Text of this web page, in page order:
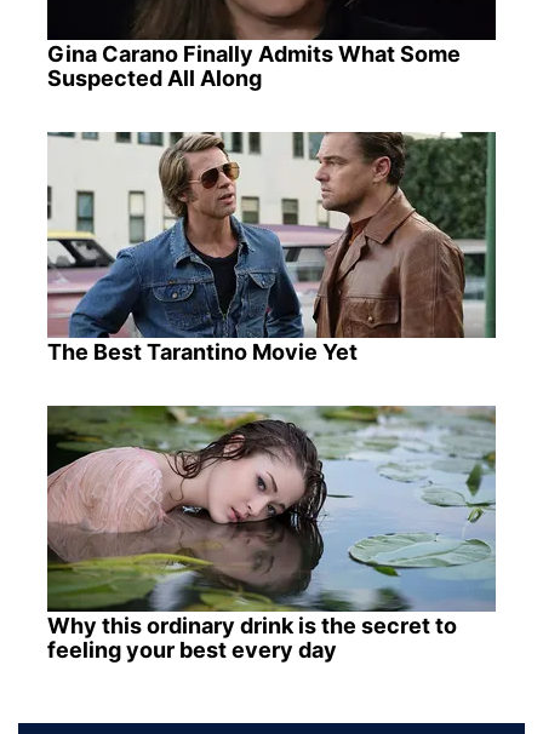
Gina Carano Finally Admits What Some
Suspected All Along
The Best Tarantino Movie Yet
Why this ordinary drink is the secret to
feeling your best every day